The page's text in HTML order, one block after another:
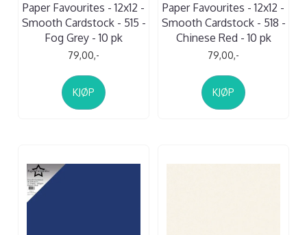
Paper Favourites - 12x12 -
Smooth Cardstock - 515 -
Fog Grey - 10 pk
79,00,-
KJØP
Paper Favourites - 12x12 -
Smooth Cardstock - 518 -
Chinese Red - 10 pk
79,00,-
KJØP